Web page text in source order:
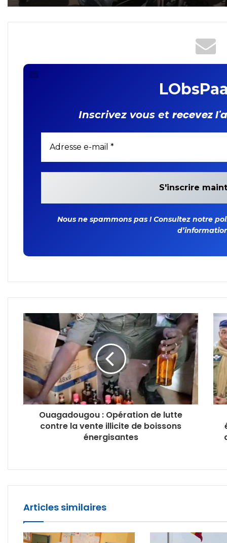
urbain : La Police
démantèle deux réseaux
Ouagadougou
soyez »
Inscrivez vous et recevez
Nous ne spammons pas ! Consultez notre
Ouagadougou : Opération de lutte
contre la vente illicite de boissons
énergisantes
Articles similaires